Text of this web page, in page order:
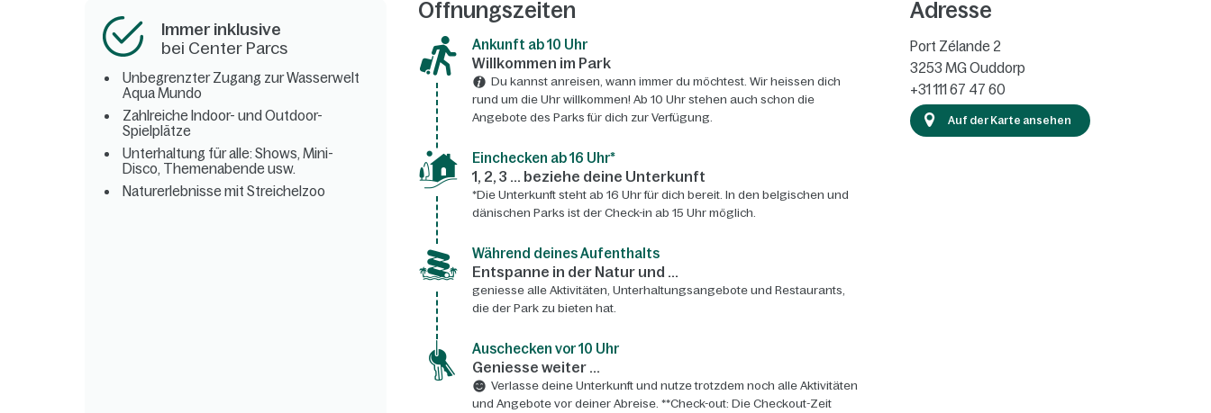
Immer inklusive
bei Center Parcs
Unbegrenzter Zugang zur Wasserwelt
Aqua Mundo
Zahlreiche Indoor- und Outdoor-
Spielplätze
Unterhaltung für alle: Shows, Mini-
Disco, Themenabende usw.
Naturerlebnisse mit Streichelzoo
Öffnungszeiten
Ankunft ab 10 Uhr
Willkommen im Park
Du kannst anreisen, wann immer du möchtest. Wir heissen dich
rund um die Uhr willkommen! Ab 10 Uhr stehen auch schon die
Angebote des Parks für dich zur Verfügung.
Einchecken ab 16 Uhr*
1, 2, 3 ... beziehe deine Unterkunft
*Die Unterkunft steht ab 16 Uhr für dich bereit. In den belgischen und
dänischen Parks ist der Check-in ab 15 Uhr möglich.
Während deines Aufenthalts
Entspanne in der Natur und ...
geniesse alle Aktivitäten, Unterhaltungsangebote und Restaurants,
die der Park zu bieten hat.
Auschecken vor 10 Uhr
Geniesse weiter ...
Verlasse deine Unterkunft und nutze trotzdem noch alle Aktivitäten
und Angebote vor deiner Abreise. **Check-out: Die Checkout-Zeit
Adresse
Port Zélande 2
3253 MGOuddorp
+31 111 67 47 60
Auf der Karte ansehen